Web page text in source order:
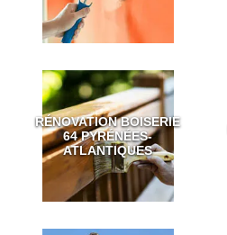
RÉNOVATION BOISERIE
64 PYRÉNÉES-
ATLANTIQUES